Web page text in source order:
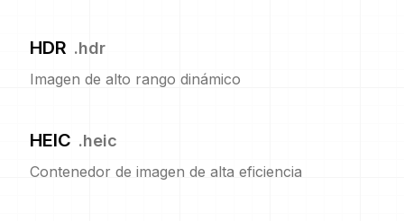
HDR .hdr
Imagen de alto rango dinámico
HEIC .heic
Contenedor de imagen de alta eficiencia